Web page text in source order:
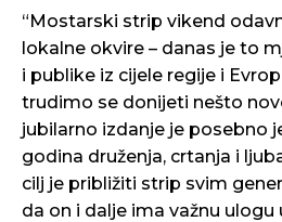
“Mostarski strip vikend
lokalne okvire – danas je to
i publike iz cijele regije i
trudimo se donijeti nešto
jubilarno izdanje je posebno
godina druženja, crtanja i
cilj je približiti strip svim
da on i dalje ima važnu ulogu